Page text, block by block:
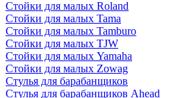
Стойки для малых Roland
Стойки для малых Tama
Стойки для малых Tamburo
Стойки для малых TJW
Стойки для малых Yamaha
Стойки для малых Zowag
Стулья для барабанщиков
Стулья для барабанщиков Ahead